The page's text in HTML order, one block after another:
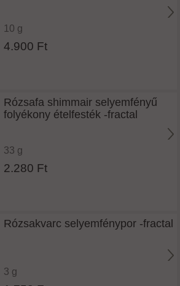
10 g
4.900 Ft
Rózsafa shimmair selyemfényű
folyékony ételfesték -fractal
33 g
2.280 Ft
Rózsakvarc selyemfénypor -fractal
3 g